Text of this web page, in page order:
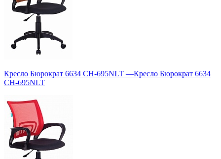
Кресло Бюрократ 6634 CH-695NLT —Кресло Бюрократ 6634
CH-695NLT